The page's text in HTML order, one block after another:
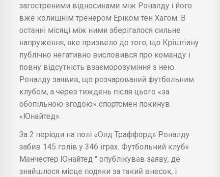
загостреними відносинами між Роналду і його
вже колишнім тренером Еріком тен Хагом. В
останні місяці між ними зберігалося сильне
напруження, яке призвело до того, що Кріштіану
публічно негативно висловився про команду і
повну відсутність взаєморозуміння з нею.
Роналду заявив, що розчарований футбольним
клубом, а через тиждень після цього «за
обопільною згодою» спортсмен покинув
«Юнайтед».
За 2 періоди на полі «Олд Траффорд» Роналду
забив 145 голів у 346 іграх. Футбольний клуб»
Манчестер Юнайтед " опублікував заяву, де
знайшлося місце подяки за такий внесок, і